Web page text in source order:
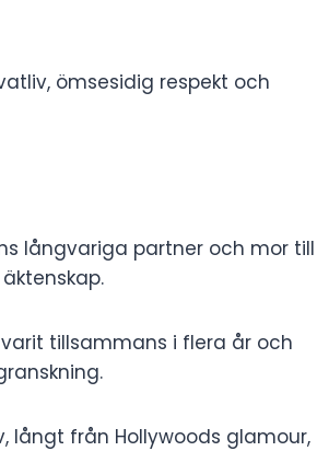
ömsesidig respekt och
långvariga partner och mor till
tillsammans i flera år och
långt från Hollywoods glamour,